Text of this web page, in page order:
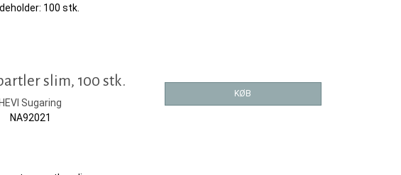
100 stk.
slim, 100 stk.
HEVI Sugaring
NA92021
KØB